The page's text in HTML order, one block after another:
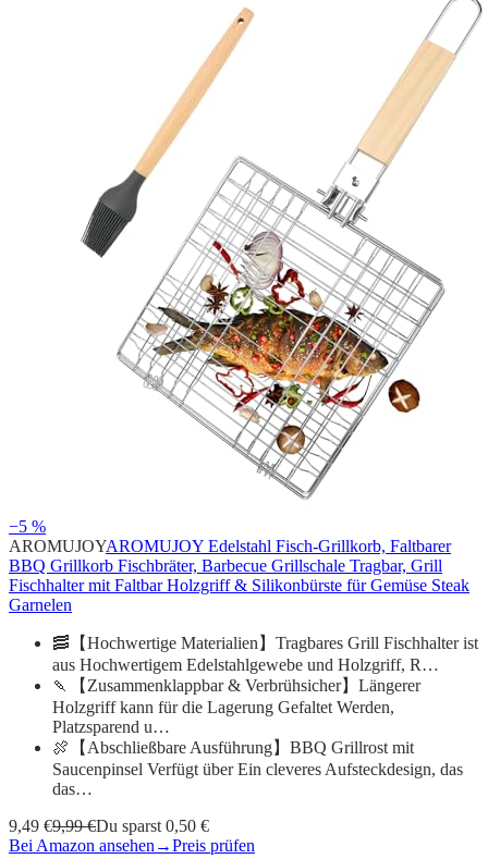
−5 %
AROMUJOYAROMUJOY Edelstahl Fisch-Grillkorb, Faltbarer
BBQ Grillkorb Fischbräter, Barbecue Grillschale Tragbar, Grill
Fischhalter mit Faltbar Holzgriff & Silikonbürste für Gemüse Steak
Garnelen
🥓【Hochwertige Materialien】Tragbares Grill Fischhalter ist
aus Hochwertigem Edelstahlgewebe und Holzgriff, R…
🍡【Zusammenklappbar & Verbrühsicher】Längerer
Holzgriff kann für die Lagerung Gefaltet Werden,
Platzsparend u…
🍖【Abschließbare Ausführung】BBQ Grillrost mit
Saucenpinsel Verfügt über Ein cleveres Aufsteckdesign, das
das…
9,49 €9,99 €Du sparst 0,50 €
Bei Amazon ansehen →Preis prüfen